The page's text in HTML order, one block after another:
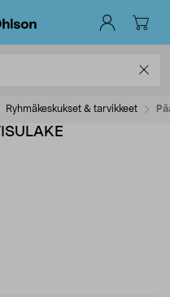
Ryhmäkeskukset & tarvikkeet